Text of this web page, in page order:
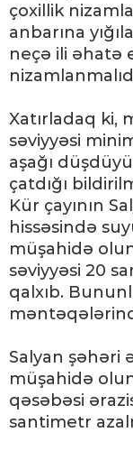
çoxillik
anbarına
neçə ili əhatə
Xatırladaq ki,
səviyyəsi
aşağı
çatdığı
Kür çayının
hissəsində
müşahidə
səviyyəsi 20
qalxıb.
Salyan şəhəri
müşahidə
qəsəbəsi
santimetr